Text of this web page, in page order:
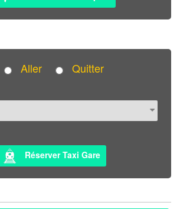
Aller Quitter
Réserver Taxi Gare